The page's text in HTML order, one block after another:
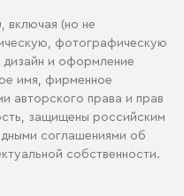
включая (но не
фотографическую
и оформление
имя, фирменное
авторского права и прав
защищены российским
соглашениями об
собственности.